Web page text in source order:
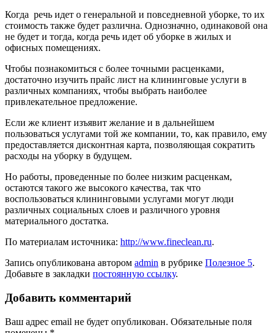
Когда речь идет о генеральной и повседневной уборке, то их
стоимость также будет различна. Однозначно, одинаковой она
не будет и тогда, когда речь идет об уборке в жилых и
офисных помещениях.
Чтобы познакомиться с более точными расценками,
достаточно изучить прайс лист на клининговые услуги в
различных компаниях, чтобы выбрать наиболее
привлекательное предложение.
Если же клиент изъявит желание и в дальнейшем
пользоваться услугами той же компании, то, как правило, ему
предоставляется дисконтная карта, позволяющая сократить
расходы на уборку в будущем.
Но работы, проведенные по более низким расценкам,
остаются такого же высокого качества, так что
воспользоваться клининговыми услугами могут люди
различных социальных слоев и различного уровня
материального достатка.
По материалам источника: http://www.fineclean.ru.
Запись опубликована автором admin в рубрике Полезное 5.
Добавьте в закладки постоянную ссылку.
Добавить комментарий
Ваш адрес email не будет опубликован. Обязательные поля